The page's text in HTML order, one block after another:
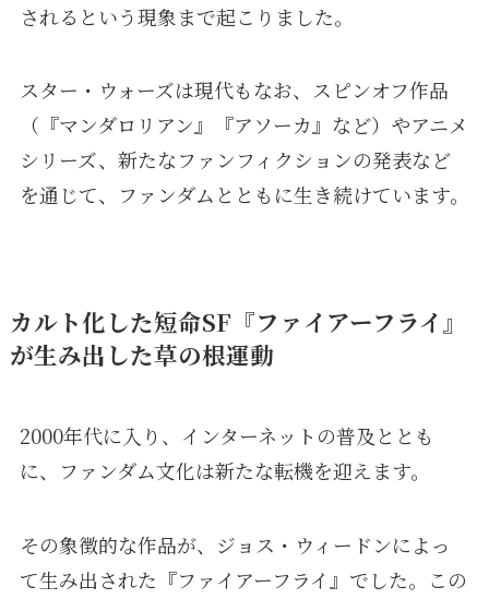
されるという現象まで起こりました。
スター・ウォーズは現代もなお、スピンオフ作品
（『マンダロリアン』『アソーカ』など）やアニメ
シリーズ、新たなファンフィクションの発表など
を通じて、ファンダムとともに生き続けています。
カルト化した短命SF『ファイアーフライ』
が生み出した草の根運動
2000年代に入り、インターネットの普及ととも
に、ファンダム文化は新たな転機を迎えます。
その象徴的な作品が、ジョス・ウィードンによっ
て生み出された『ファイアーフライ』でした。この